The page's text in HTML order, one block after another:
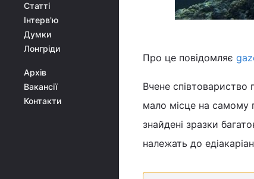
Статті
Інтерв'ю
Думки
Лонгріди
Архів
Вакансії
Контакти
Про це повідомляє
Вчене співтовариство
мало місце на самому
знайдені зразки
належать до